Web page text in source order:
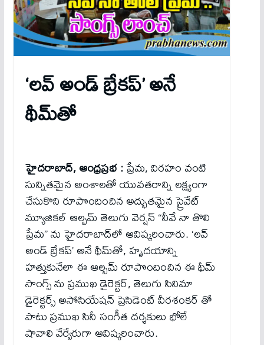
‘లవ్ అండ్ బ్రేకప్’ అనే
థీమ్‌తో
హైదరాబాద్, ఆంధ్రప్రభ :ప్రేమ, విరహం వంటి
సున్నితమైన అంశాలతో యువతరాన్ని లక్ష్యంగా
చేసుకొని రూపొందించిన అద్భుతమైన ప్రైవేట్
మ్యూజికల్ ఆల్బమ్ తెలుగు వెర్షన్ “నీవే నా తొలి
ప్రేమ” ను హైదరాబాద్‌లో ఆవిష్కరించారు. ‘లవ్
అండ్ బ్రేకప్’ అనే థీమ్‌తో, హృదయాన్ని
హత్తుకునేలా ఈ ఆల్బమ్ రూపొందించిన ఈ థీమ్
సాంగ్స్ ను ప్రముఖ డైరెక్టర్, తెలుగు సినిమా
డైరెక్టర్స్ అసోసియేషన్ ప్రెసిడెంట్ వీరశంకర్ తో
పాటు ప్రముఖ సినీ సంగీత దర్శకులు భోలే
షావాలి వేర్వేరుగా ఆవిష్కరించారు.